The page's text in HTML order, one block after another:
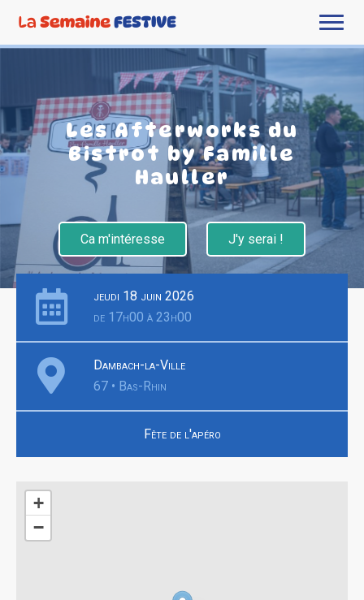
Les Afterworks du
Bistrot by Famille
Hauller
Ca m'intéresse J'y serai !
jeudi 18 juin 2026
de 17h00 à 23h00
Dambach-la-Ville
67 • Bas-Rhin
Fête de l'apéro
+
−